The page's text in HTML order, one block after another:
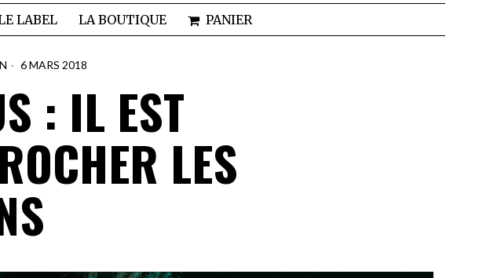
LABEL LA BOUTIQUE PANIER
6 MARS 2018
: IL EST
LES